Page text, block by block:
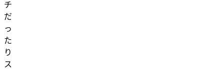
チ
だ
っ
た
り
ス